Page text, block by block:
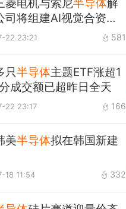
菱电机与索尼半导体解
司将组建AI视觉合资企
22 23:21 581
只半导体主题ETF涨超1
成交额已超昨日全天
22 23:17 166
美半导体拟在韩国新建
18 11:54 332